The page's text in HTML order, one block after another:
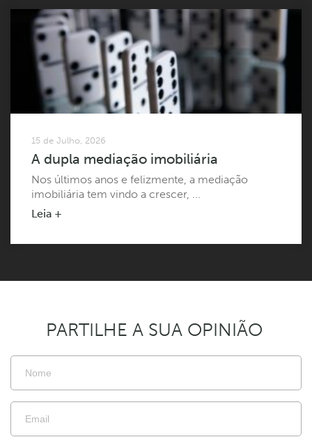
15 de Julho, 2026
A dupla mediação imobiliária
Nos últimos anos e felizmente, a mediação
imobiliária tem vindo a crescer, ...
Leia +
PARTILHE A SUA OPINIÃO